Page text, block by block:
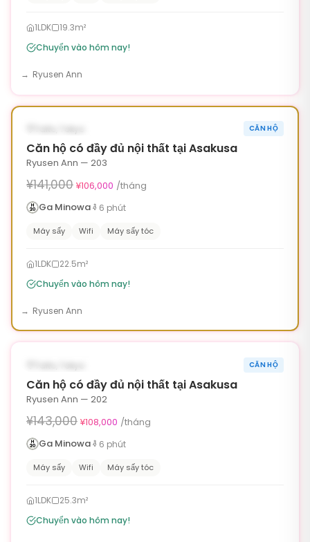
1LDK
19.3m²
Chuyển vào hôm nay!
Ryusen Ann
¥35,000 OFF
‹ ›
CĂN HỘ
Căn hộ có đầy đủ nội thất tại Asakusa
Ryusen Ann — 203
¥141,000 ¥106,000 /tháng
Ga Minowa
6 phút
Máy sấy Wifi Máy sấy tóc
1LDK
22.5m²
Chuyển vào hôm nay!
Ryusen Ann
¥35,000 OFF
‹ ›
CĂN HỘ
Căn hộ có đầy đủ nội thất tại Asakusa
Ryusen Ann — 202
¥143,000 ¥108,000 /tháng
Ga Minowa
6 phút
Máy sấy Wifi Máy sấy tóc
1LDK
25.3m²
Chuyển vào hôm nay!